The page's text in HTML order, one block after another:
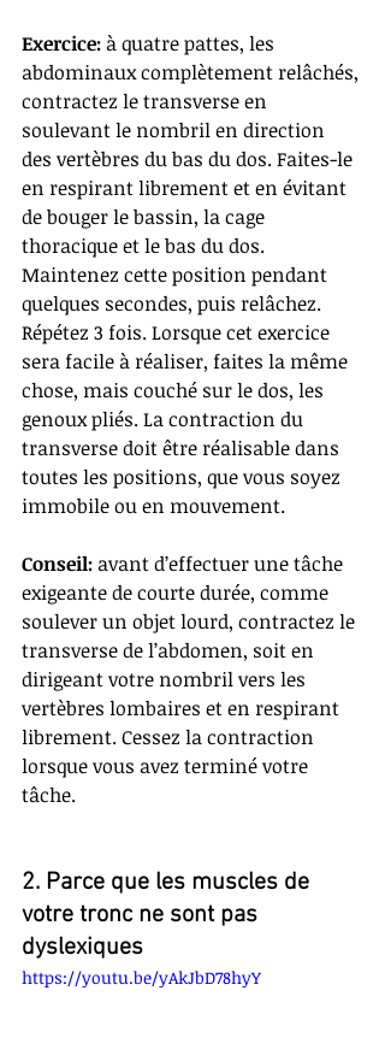
Exercice: à quatre pattes, les
abdominaux complètement relâchés,
contractez le transverse en
soulevant le nombril en direction
des vertèbres du bas du dos. Faites-le
en respirant librement et en évitant
de bouger le bassin, la cage
thoracique et le bas du dos.
Maintenez cette position pendant
quelques secondes, puis relâchez.
Répétez 3 fois. Lorsque cet exercice
sera facile à réaliser, faites la même
chose, mais couché sur le dos, les
genoux pliés. La contraction du
transverse doit être réalisable dans
toutes les positions, que vous soyez
immobile ou en mouvement.
Conseil: avant d’effectuer une tâche
exigeante de courte durée, comme
soulever un objet lourd, contractez le
transverse de l’abdomen, soit en
dirigeant votre nombril vers les
vertèbres lombaires et en respirant
librement. Cessez la contraction
lorsque vous avez terminé votre
tâche.
2. Parce que les muscles de
votre tronc ne sont pas
dyslexiques
https://youtu.be/yAkJbD78hyY